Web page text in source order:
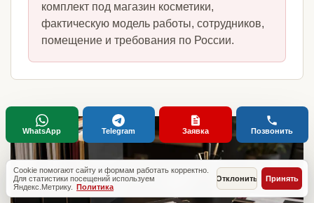
комплект под магазин косметики,
фактическую модель работы, сотрудников,
помещение и требования по России.
Cookie помогают сайту и формам работать корректно.
Для статистики посещений используем
Яндекс.Метрику. Политика
Отклонить Принять
WhatsApp Telegram Заявка Позвонить